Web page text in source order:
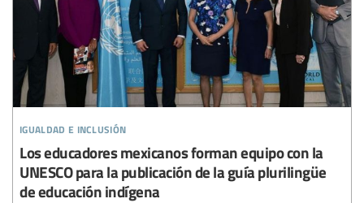
igualdad e inclusión
Los educadores mexicanos forman equipo con la
UNESCO para la publicación de la guía plurilingüe
de educación indígena